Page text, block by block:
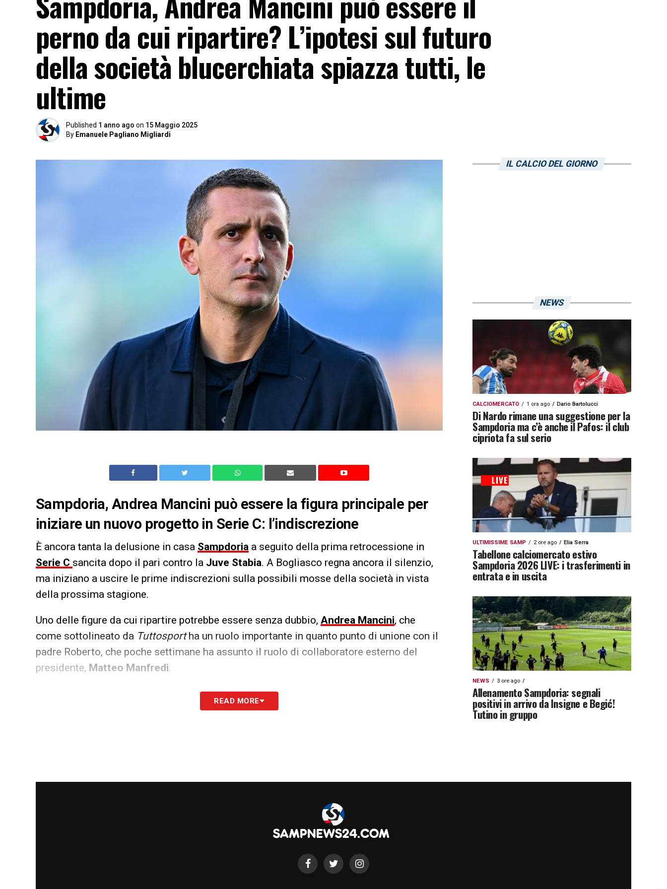
perno da cui ripartire? L’ipotesi sul futuro
della società blucerchiata spiazza tutti, le
ultime
Published 1 anno ago on 15 Maggio 2025
By Emanuele Pagliano Migliardi
Sampdoria, Andrea Mancini può essere la figura principale per
iniziare un nuovo progetto in Serie C: l’indiscrezione
È ancora tanta la delusione in casa Sampdoria a seguito della prima retrocessione in
Serie C sancita dopo il pari contro la Juve Stabia. A Bogliasco regna ancora il silenzio,
ma iniziano a uscire le prime indiscrezioni sulla possibili mosse della società in vista
della prossima stagione.
Uno delle figure da cui ripartire potrebbe essere senza dubbio, Andrea Mancini, che
come sottolineato da Tuttosportha un ruolo importante in quanto punto di unione con il
padre Roberto, che poche settimane ha assunto il ruolo di collaboratore esterno del
presidente, Matteo Manfredi.
LA PLAYLIST DELLE NOSTRE TOP NEWSREAD MORE
IL CALCIO DEL GIORNO
NEWS
CALCIOMERCATO 1 ora ago Dario Bartolucci
Di Nardo rimane una suggestione per la
Sampdoria ma c’è anche il Pafos: il club
cipriota fa sul serio
ULTIMISSIME SAMP 2 ore ago Elia Serra
Tabellone calciomercato estivo
Sampdoria 2026 LIVE: i trasferimenti in
entrata e in uscita
NEWS 3 ore ago
Allenamento Sampdoria: segnali
positivi in arrivo da Insigne e Begić!
Tutino in gruppo